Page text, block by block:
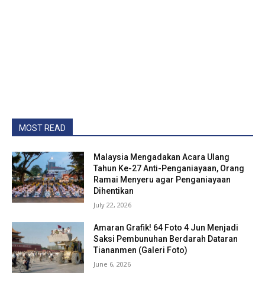
MOST READ
Malaysia Mengadakan Acara Ulang
Tahun Ke-27 Anti-Penganiayaan, Orang
Ramai Menyeru agar Penganiayaan
Dihentikan
July 22, 2026
Amaran Grafik! 64 Foto 4 Jun Menjadi
Saksi Pembunuhan Berdarah Dataran
Tiananmen (Galeri Foto)
June 6, 2026